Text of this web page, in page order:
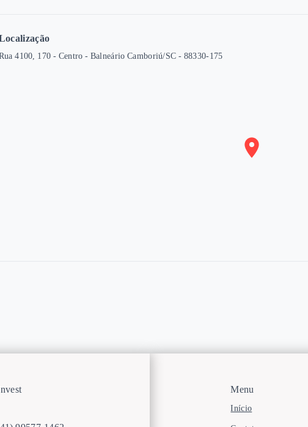
4100, 170 - Centro - Balneário Camboriú/SC - 88330-175
Menu
Início